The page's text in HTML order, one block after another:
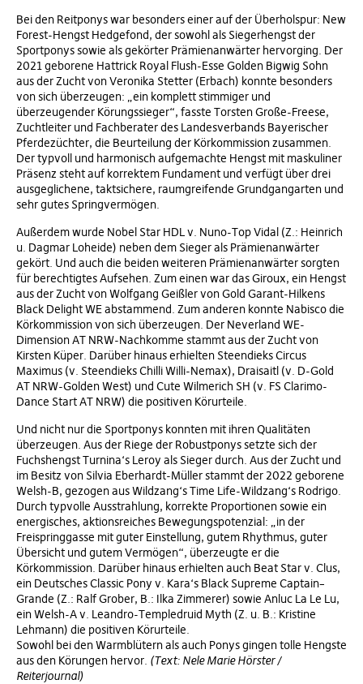
Bei den Reitponys war besonders einer auf der Überholspur: New
Forest-Hengst Hedgefond, der sowohl als Siegerhengst der
Sportponys sowie als gekörter Prämienanwärter hervorging. Der
2021 geborene Hattrick Royal Flush-Esse Golden Bigwig Sohn
aus der Zucht von Veronika Stetter (Erbach) konnte besonders
von sich überzeugen: „ein komplett stimmiger und
überzeugender Körungssieger“, fasste Torsten Große-Freese,
Zuchtleiter und Fachberater des Landesverbands Bayerischer
Pferdezüchter, die Beurteilung der Körkommission zusammen.
Der typvoll und harmonisch aufgemachte Hengst mit maskuliner
Präsenz steht auf korrektem Fundament und verfügt über drei
ausgeglichene, taktsichere, raumgreifende Grundgangarten und
sehr gutes Springvermögen.
Außerdem wurde Nobel Star HDL v. Nuno-Top Vidal (Z.: Heinrich
u. Dagmar Loheide) neben dem Sieger als Prämienanwärter
gekört. Und auch die beiden weiteren Prämienanwärter sorgten
für berechtigtes Aufsehen. Zum einen war das Giroux, ein Hengst
aus der Zucht von Wolfgang Geißler von Gold Garant-Hilkens
Black Delight WE abstammend. Zum anderen konnte Nabisco die
Körkommission von sich überzeugen. Der Neverland WE-
Dimension AT NRW-Nachkomme stammt aus der Zucht von
Kirsten Küper. Darüber hinaus erhielten Steendieks Circus
Maximus (v. Steendieks Chilli Willi-Nemax), Draisaitl (v. D-Gold
AT NRW-Golden West) und Cute Wilmerich SH (v. FS Clarimo-
Dance Start AT NRW) die positiven Körurteile.
Und nicht nur die Sportponys konnten mit ihren Qualitäten
überzeugen. Aus der Riege der Robustponys setzte sich der
Fuchshengst Turnina‘s Leroy als Sieger durch. Aus der Zucht und
im Besitz von Silvia Eberhardt-Müller stammt der 2022 geborene
Welsh-B, gezogen aus Wildzang‘s Time Life-Wildzang‘s Rodrigo.
Durch typvolle Ausstrahlung, korrekte Proportionen sowie ein
energisches, aktionsreiches Bewegungspotenzial: „in der
Freispringgasse mit guter Einstellung, gutem Rhythmus, guter
Übersicht und gutem Vermögen“, überzeugte er die
Körkommission. Darüber hinaus erhielten auch Beat Star v. Clus,
ein Deutsches Classic Pony v. Kara‘s Black Supreme Captain–
Grande (Z.: Ralf Grober, B.: Ilka Zimmerer) sowie Anluc La Le Lu,
ein Welsh-A v. Leandro-Templedruid Myth (Z. u. B.: Kristine
Lehmann) die positiven Körurteile.
Sowohl bei den Warmblütern als auch Ponys gingen tolle Hengste
aus den Körungen hervor. (Text: Nele Marie Hörster /
Reiterjournal)